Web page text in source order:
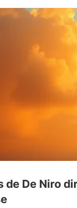
de De Niro